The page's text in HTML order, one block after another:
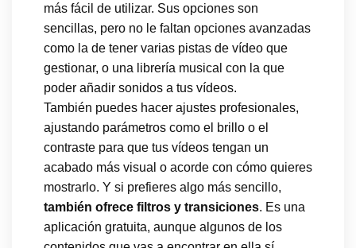
más fácil de utilizar. Sus opciones son
sencillas, pero no le faltan opciones avanzadas
como la de tener varias pistas de vídeo que
gestionar, o una librería musical con la que
poder añadir sonidos a tus vídeos.
También puedes hacer ajustes profesionales,
ajustando parámetros como el brillo o el
contraste para que tus vídeos tengan un
acabado más visual o acorde con cómo quieres
mostrarlo. Y si prefieres algo más sencillo,
también ofrece filtros y transiciones. Es una
aplicación gratuita, aunque algunos de los